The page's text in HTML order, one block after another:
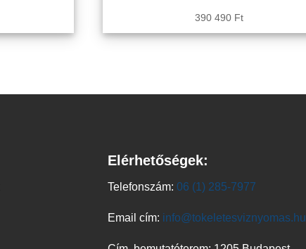
390 490 Ft
Elérhetőségek:
Telefonszám: 06 (1) 285-7977
Email cím: info@tokeletesviznyomas.hu